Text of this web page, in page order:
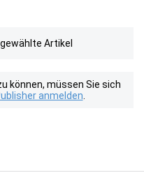
Artikel
können, müssen Sie sich
anmelden